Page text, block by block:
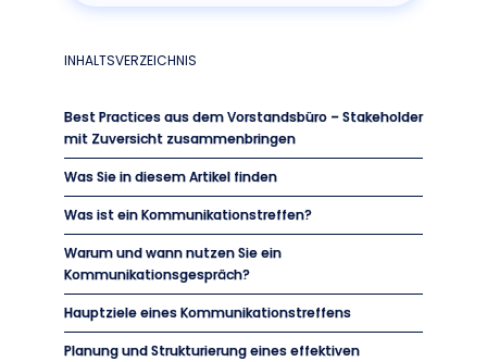
INHALTSVERZEICHNIS
Best Practices aus dem Vorstandsbüro – Stakeholder
mit Zuversicht zusammenbringen
Was Sie in diesem Artikel finden
Was ist ein Kommunikationstreffen?
Warum und wann nutzen Sie ein
Kommunikationsgespräch?
Hauptziele eines Kommunikationstreffens
Planung und Strukturierung eines effektiven